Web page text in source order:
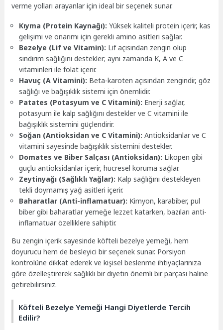
verme yolları arayanlar için ideal bir seçenek sunar.
Kıyma (Protein Kaynağı): Yüksek kaliteli protein içerir, kas
gelişimi ve onarımı için gerekli amino asitleri sağlar.
Bezelye (Lif ve Vitamin): Lif açısından zengin olup
sindirim sağlığını destekler; aynı zamanda K, A ve C
vitaminleri ile folat içerir.
Havuç (A Vitamini): Beta-karoten açısından zengindir, göz
sağlığı ve bağışıklık sistemi için önemlidir.
Patates (Potasyum ve C Vitamini): Enerji sağlar,
potasyum ile kalp sağlığını destekler ve C vitamini ile
bağışıklık sistemini güçlendirir.
Soğan (Antioksidan ve C Vitamini): Antioksidanlar ve C
vitamini sayesinde bağışıklık sistemini destekler.
Domates ve Biber Salçası (Antioksidan): Likopen gibi
güçlü antioksidanlar içerir, hücresel koruma sağlar.
Zeytinyağı (Sağlıklı Yağlar): Kalp sağlığını destekleyen
tekli doymamış yağ asitleri içerir.
Baharatlar (Anti-inflamatuar): Kimyon, karabiber, pul
biber gibi baharatlar yemeğe lezzet katarken, bazıları anti-
inflamatuar özelliklere sahiptir.
Bu zengin içerik sayesinde köfteli bezelye yemeği, hem
doyurucu hem de besleyici bir seçenek sunar. Porsiyon
kontrolüne dikkat ederek ve kişisel beslenme ihtiyaçlarınıza
göre özelleştirerek sağlıklı bir diyetin önemli bir parçası haline
getirebilirsiniz.
Köfteli Bezelye Yemeği Hangi Diyetlerde Tercih
Edilir?